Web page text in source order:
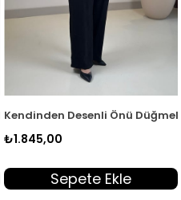
Kahverengi KADO 263170
ve Pantolon Kadın İkili
Kendinden Desenli Önü
₺1.845,00
Sepete Ekle